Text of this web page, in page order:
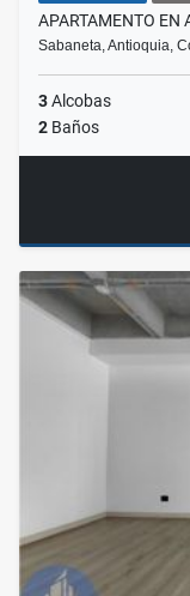
APARTAMENTO EN
Sabaneta, Antioquia,
3Alcobas
2 Baños